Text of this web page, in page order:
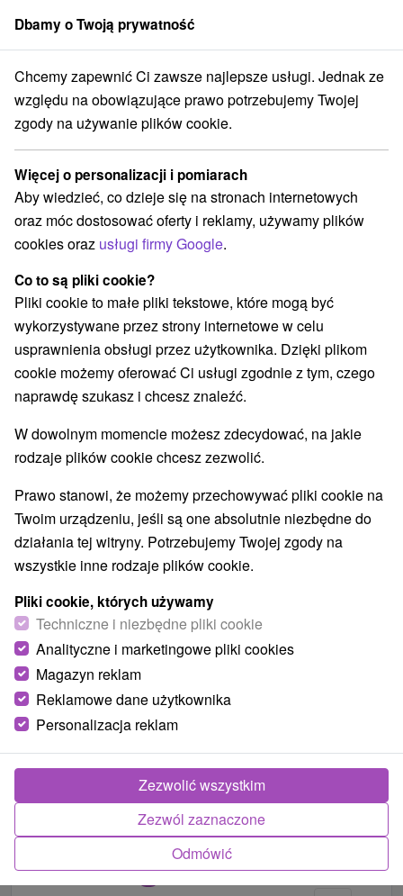
członek grupySorger
Energia, zdrowie i dobre samopoczucie nie tylko dla seniorów
Energia, zdrowie i dobre
samopoczucie nie tylko dla
seniorów
Hotel Panorama ★ ★Trenczańskie Teplice
Trenčianske Teplice
Wybierz datę
Przejdź do lokalizacji
9,4 doskonały
Zdjęcia od klientów+5
Dbamy o Twoją prywatność
Chcemy zapewnić Ci zawsze najlepsze usługi. Jednak ze
względu na obowiązujące prawo potrzebujemy Twojej
zgody na używanie plików cookie.
Więcej o personalizacji i pomiarach
Aby wiedzieć, co dzieje się na stronach internetowych
oraz móc dostosować oferty i reklamy, używamy plików
cookies oraz usługi firmy Google.
Co to są pliki cookie?
Pliki cookie to małe pliki tekstowe, które mogą być
wykorzystywane przez strony internetowe w celu
usprawnienia obsługi przez użytkownika. Dzięki plikom
cookie możemy oferować Ci usługi zgodnie z tym, czego
naprawdę szukasz i chcesz znaleźć.
W dowolnym momencie możesz zdecydować, na jakie
rodzaje plików cookie chcesz zezwolić.
Prawo stanowi, że możemy przechowywać pliki cookie na
Twoim urządzeniu, jeśli są one absolutnie niezbędne do
działania tej witryny. Potrzebujemy Twojej zgody na
wszystkie inne rodzaje plików cookie.
Pliki cookie, których używamy
Techniczne i niezbędne pliki cookie
Analityczne i marketingowe pliki cookies
Magazyn reklam
Reklamowe dane użytkownika
Personalizacja reklam
Odmówić
Zezwól zaznaczone
Zezwolić wszystkim